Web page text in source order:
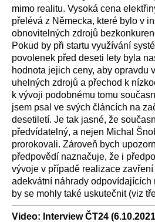
mimo realitu. Vysoká cena
přelévá z Německa, které bylo v
obnovitelných zdrojů
Pokud by při startu využívání
povolenek před deseti lety byla
hodnota jejich ceny, aby opravdu
uhelných zdrojů a přechod k
k vývoji podobnému tomu
jsem psal ve svých článcích na
desetiletí. Je tak jasné, že
předvídatelný, a nejen Michal
prorokovali. Zároveň bych
předpovědí naznačuje, že i
vývoje v případě realizace
adekvátní náhrady odpovídajících
by se mohly také uskutečnit (viz
Video: Interview ČT24